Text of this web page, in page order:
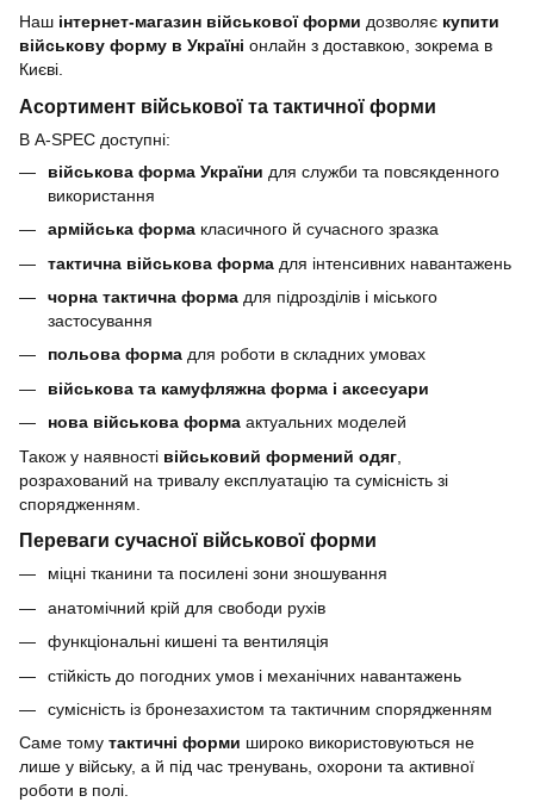
Наш інтернет-магазин військової форми дозволяє купити
військову форму в Україні онлайн з доставкою, зокрема в
Києві.
Асортимент військової та тактичної форми
В A-SPEC доступні:
військова форма України для служби та повсякденного
використання
армійська форма класичного й сучасного зразка
тактична військова форма для інтенсивних навантажень
чорна тактична форма для підрозділів і міського
застосування
польова форма для роботи в складних умовах
військова та камуфляжна форма і аксесуари
нова військова форма актуальних моделей
Також у наявності військовий формений одяг
розрахований на тривалу експлуатацію та сумісність зі
спорядженням.
Переваги сучасної військової форми
міцні тканини та посилені зони зношування
анатомічний крій для свободи рухів
функціональні кишені та вентиляція
стійкість до погодних умов і механічних навантажень
сумісність із бронезахистом та тактичним спорядженням
Саме тому тактичні форми широко використовуються не
лише у війську, а й під час тренувань, охорони та активної
роботи в полі.